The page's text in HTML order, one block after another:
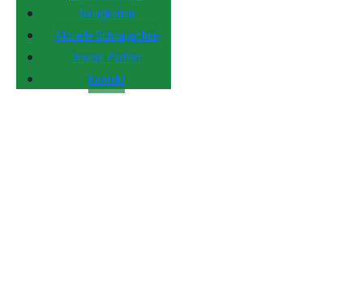
Neuigkeiten
Aktuelle Schnäppchen
Unsere Partner
Kontakt